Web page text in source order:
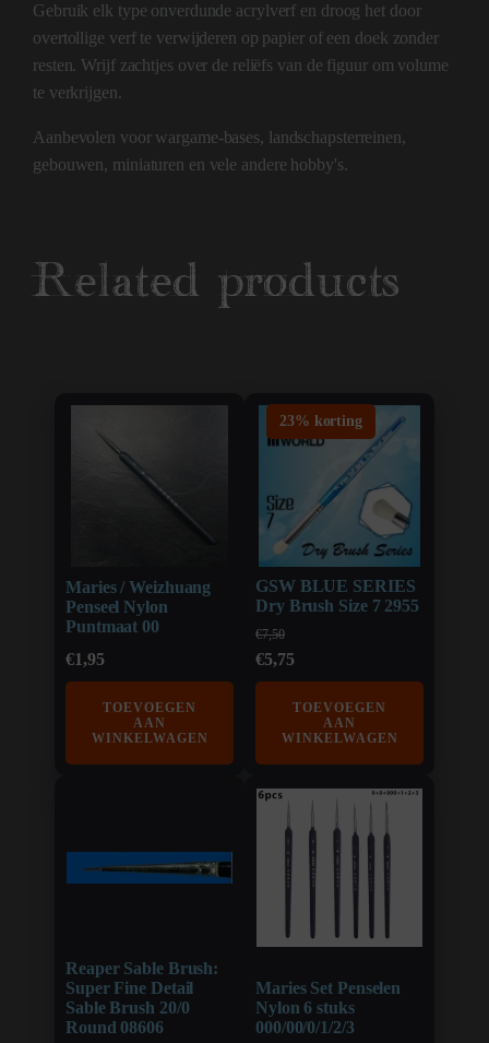
Gebruik elk type onverdunde acrylverf en droog het door
overtollige verf te verwijderen op papier of een doek zonder
resten. Wrijf zachtjes over de reliëfs van de figuur om volume
te verkrijgen.
Aanbevolen voor wargame-bases, landschapsterreinen,
gebouwen, miniaturen en vele andere hobby's.
Related products
Maries / Weizhuang
Penseel Nylon
Puntmaat 00
€1,95
TOEVOEGEN
AAN
WINKELWAGEN
23% korting
GSW BLUE SERIES
Dry Brush Size 7 2955
€7,50
Oorspronkelijke
prijs
€7,50.
€5,75Huidige
prijs
is:
€5,75.
TOEVOEGEN
AAN
WINKELWAGEN
Reaper Sable Brush:
Super Fine Detail
Sable Brush 20/0
Round 08606
Maries Set Penselen
Nylon 6 stuks
000/00/0/1/2/3